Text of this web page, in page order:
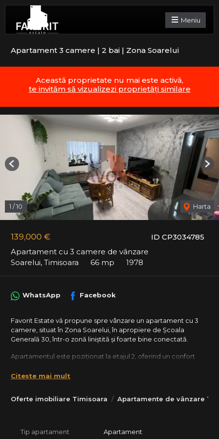
Meniu
Apartament 3 camere | 2 bai | Zona Soarelui
Această proprietate nu mai este activă,
te invităm să vizualizezi proprietăți similare
ID CP3034785
139,000 €
Apartament cu 3 camere de vânzare
Soarelui, Timisoara
66 mp 1978
1 /10 Harta
Previous
Oferte imobiliare Timisoara Apartamente de vânzare
WhatsApp Facebook
Favorit Estate vă propune spre vânzare un apartament cu 3
camere, situat în Zona Soarelui, în apropiere de Școala
Generală 30, într-o zonă liniștită și foarte bine conectată.
Apartamentul este poziționat la etajul 2, oferind un confort
Suprafață utilă: 65,7 mp (inclusiv balcon)
Compartimentare:
Bucătărie
Citește mai mult
Tip apartament Apartament